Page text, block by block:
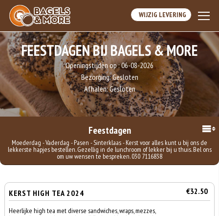
WIJZIG LEVERING
FEESTDAGEN BIJ BAGELS & MORE
Openingstijden op :06-08-2026
Bezorging:Gesloten
Afhalen:Gesloten
Feestdagen
Moederdag - Vaderdag - Pasen - Sinterklaas - Kerst voor alles kunt u bij ons de
lekkerste hapjes bestellen. Gezellig in de lunchroom of lekker bij u thuis. Bel ons
om uw wensen te bespreken. 030 7116838
KERST HIGH TEA 2024 €32.50
Heerlijke high tea met diverse sandwiches, wraps, mezzes,